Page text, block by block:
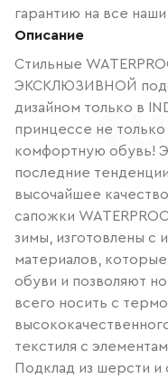
гарантию на все
Описание
Стильные
ЭКСКЛЮЗИВНОЙ
дизайном только в
принцессе не
комфортную обувь!
последние
высочайшее
сапожки
зимы, изготовлены с
материалов,
обуви и позволяют
всего носить с
текстиля с
Подклад из шерсти и